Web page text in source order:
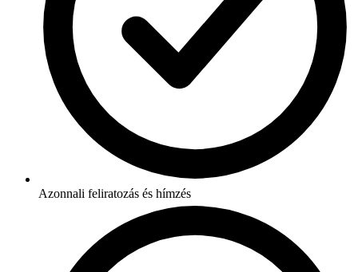
Azonnali feliratozás és hímzés